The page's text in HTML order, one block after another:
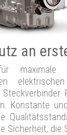
an
maximale
Konstante
Sicherheit, die